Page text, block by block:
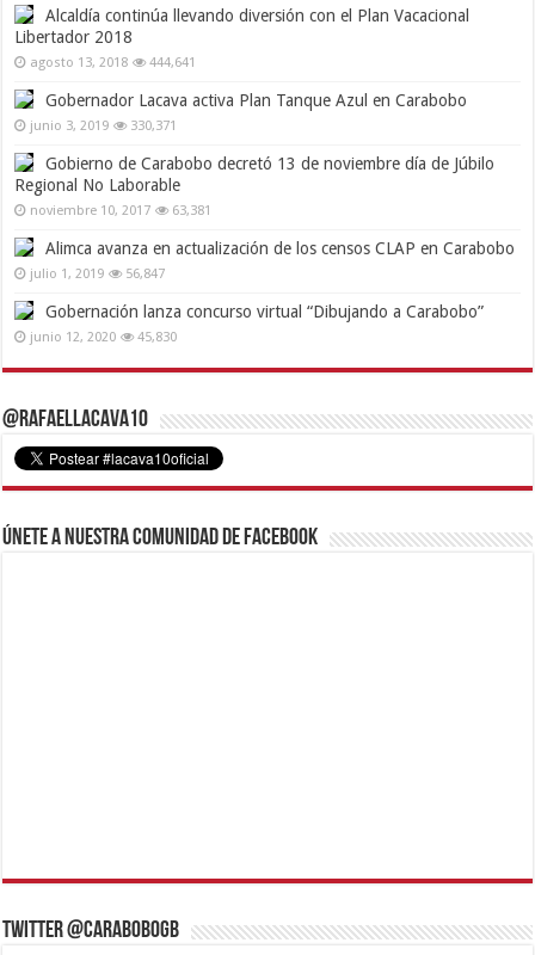
Alcaldía continúa llevando diversión con el Plan Vacacional
Libertador 2018
agosto 13, 2018 444,641
Gobernador Lacava activa Plan Tanque Azul en Carabobo
junio 3, 2019 330,371
Gobierno de Carabobo decretó 13 de noviembre día de Júbilo
Regional No Laborable
noviembre 10, 2017 63,381
Alimca avanza en actualización de los censos CLAP en Carabobo
julio 1, 2019 56,847
Gobernación lanza concurso virtual “Dibujando a Carabobo”
junio 12, 2020 45,830
@RafaelLacava10
Únete a nuestra comunidad de Facebook
Twitter @CaraboboGB